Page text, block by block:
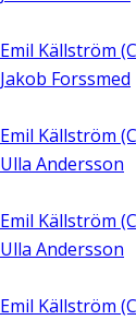
Emil Källström
Jakob Forssmed
Emil Källström
Ulla Andersson
Emil Källström
Ulla Andersson
Emil Källström